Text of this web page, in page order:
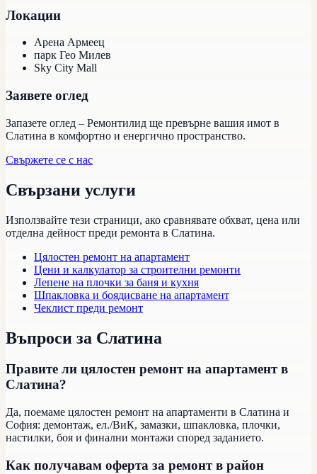
Локации
Арена Армеец
парк Гео Милев
Sky City Mall
Заявете оглед
Запазете оглед – Ремонтилид ще превърне вашия имот в
Слатина в комфортно и енергично пространство.
Свържете се с нас
Свързани услуги
Използвайте тези страници, ако сравнявате обхват, цена или
отделна дейност преди ремонта в Слатина.
Цялостен ремонт на апартамент
Цени и калкулатор за строителни ремонти
Лепене на плочки за баня и кухня
Шпакловка и боядисване на апартамент
Чеклист преди ремонт
Въпроси за Слатина
Правите ли цялостен ремонт на апартамент в
Слатина?
Да, поемаме цялостен ремонт на апартаменти в Слатина и
София: демонтаж, ел./ВиК, замазки, шпакловка, плочки,
настилки, боя и финални монтажи според заданието.
Как получавам оферта за ремонт в район